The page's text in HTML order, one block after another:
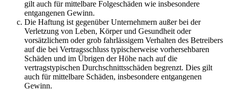
gilt auch für mittelbare Folgeschäden wie insbesondere
entgangenen Gewinn.
Die Haftung ist gegenüber Unternehmern außer bei der
Verletzung von Leben, Körper und Gesundheit oder
vorsätzlichem oder grob fahrlässigem Verhalten des Betreibers
auf die bei Vertragsschluss typischerweise vorhersehbaren
Schäden und im Übrigen der Höhe nach auf die
vertragstypischen Durchschnittsschäden begrenzt. Dies gilt
auch für mittelbare Schäden, insbesondere entgangenen
Gewinn.